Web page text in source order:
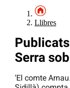
Llibres
Serra
‘El comte